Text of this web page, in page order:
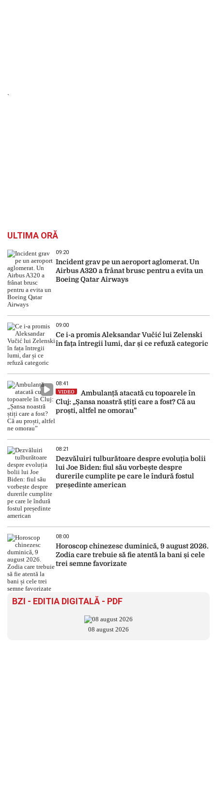
`
ULTIMA ORĂ
09:20
Incident grav pe un aeroport aglomerat. Un
Airbus A320 a frânat brusc pentru a evita un
Boeing Qatar Airways
09:00
Ce i-a promis Aleksandar Vučić lui Zelenski
în fața întregii lumi, dar și ce refuză categoric
08:41
VIDEO
Ambulanță atacată cu topoarele în
Cluj: „Șansa noastră știți care a fost? Că au
proști, altfel ne omorau”
08:21
Dezvăluiri tulburătoare despre evoluția bolii
lui Joe Biden: fiul său vorbește despre
durerile cumplite pe care le îndură fostul
președinte american
08:00
Horoscop chinezesc duminică, 9 august 2026.
Zodia care trebuie să fie atentă la bani și cele
trei semne favorizate
BZI - EDITIA DIGITALĂ - PDF
08 august 2026